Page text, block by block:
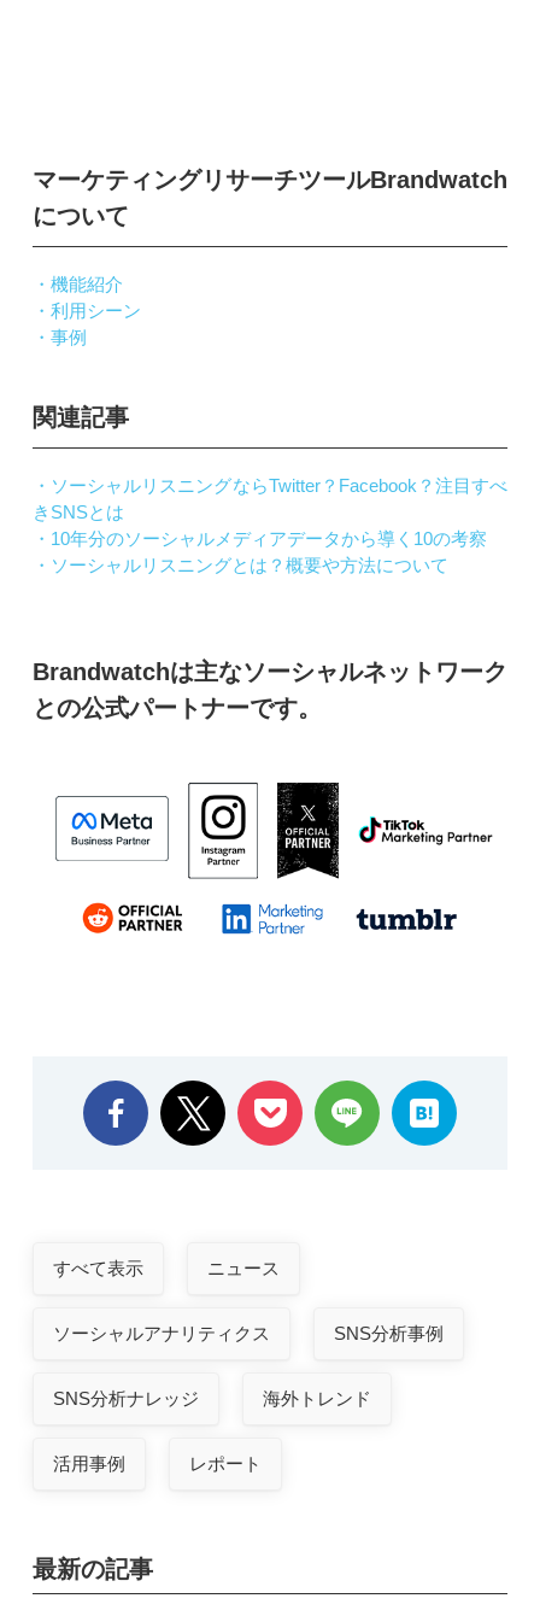
マーケティングリサーチツールBrandwatch
について
・機能紹介
・利用シーン
・事例
関連記事
・ソーシャルリスニングならTwitter？Facebook？注目すべ
きSNSとは
・10年分のソーシャルメディアデータから導く10の考察
・ソーシャルリスニングとは？概要や方法について
Brandwatchは主なソーシャルネットワーク
との公式パートナーです。
すべて表示 ニュース
ソーシャルアナリティクス SNS分析事例
SNS分析ナレッジ 海外トレンド
活用事例 レポート
最新の記事